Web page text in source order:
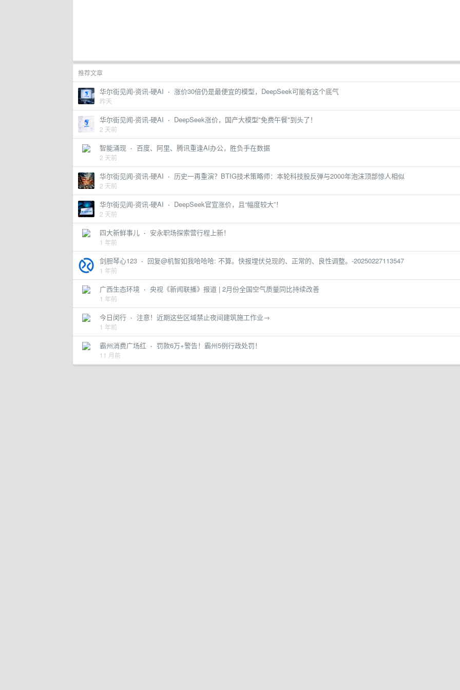
推荐文章
华尔街见闻-资讯-硬AI · 涨价30倍仍是最便宜的模型，DeepSeek可能有这个底气
昨天
华尔街见闻-资讯-硬AI · DeepSeek涨价，国产大模型"免费午餐"到头了！
2 天前
智能涌现 · 百度、阿里、腾讯重逢AI办公，胜负手在数据
2 天前
华尔街见闻-资讯-硬AI · 历史一再重演？BTIG技术策略师：本轮科技股反弹与2000年泡沫顶部惊人相似
2 天前
华尔街见闻-资讯-硬AI · DeepSeek官宣涨价，且“幅度较大”！
2 天前
四大新鲜事儿 · 安永职场探索营行程上新！
1 年前
剑胆琴心123 · 回复@机智如我哈哈哈: 不算。快报埋伏兑现的、正常的、良性调整。-20250227113547
1 年前
广西生态环境 · 央视《新闻联播》报道 | 2月份全国空气质量同比持续改善
1 年前
今日闵行 · 注意！近期这些区域禁止夜间建筑施工作业→
1 年前
霸州消费广场红 · 罚款6万+警告！霸州5例行政处罚！
11 月前